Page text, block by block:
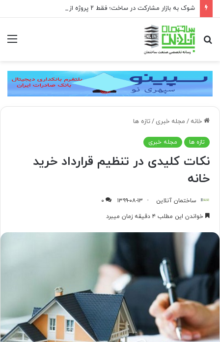
جستجو
برای
خانه / مجله خبری /تازه ها
تازه ها مجله خبری
نکات کلیدی در تنظیم قرارداد خرید
خانه
ساختمان آنلاین ۱۳۹۹-۰۸-۱۳
۰
خواندن این مطلب ۴ دقیقه زمان میبرد